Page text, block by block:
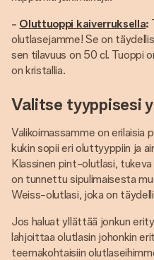
- Oluttuoppi kaiverruksella:
olutlasejamme! Se on
sen tilavuus on 50 cl. Tuoppi
on kristallia.
Valitse tyyppisesi
Valikoimassamme on erilaisia
kukin sopii eri oluttyyppiin ja
Klassinen pint-olutlasi,
on tunnettu sipulimaisesta
Weiss-olutlasi, joka on
Jos haluat yllättää jonkun
lahjoittaa olutlasin johonkin
teemakohtaisiin